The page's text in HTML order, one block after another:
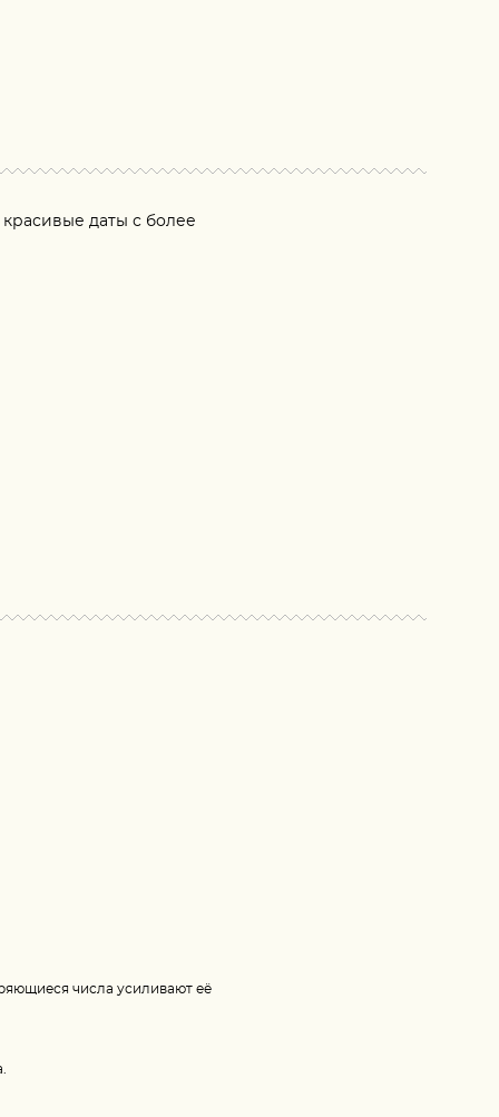
даты с более
числа усиливают её